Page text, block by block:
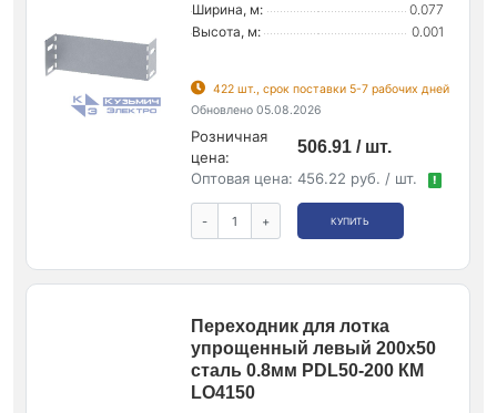
Ширина, м:
0.077
Высота, м:
0.001
422 шт., срок поставки 5-7 рабочих дней
Обновлено 05.08.2026
Розничная
цена:
506.91 / шт.
Оптовая цена: 456.22 руб. / шт. !
- + КУПИТЬ
Переходник для лотка
упрощенный левый 200х50
сталь 0.8мм PDL50-200 КМ
LO4150